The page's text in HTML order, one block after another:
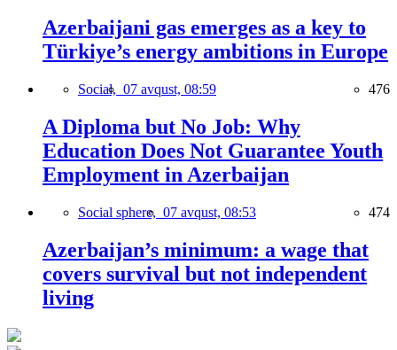
Azerbaijani gas emerges as a key to
Türkiye’s energy ambitions in Europe
Social, 07 avqust, 08:59 476
A Diploma but No Job: Why
Education Does Not Guarantee Youth
Employment in Azerbaijan
Social sphere, 07 avqust, 08:53 474
Azerbaijan’s minimum: a wage that
covers survival but not independent
living